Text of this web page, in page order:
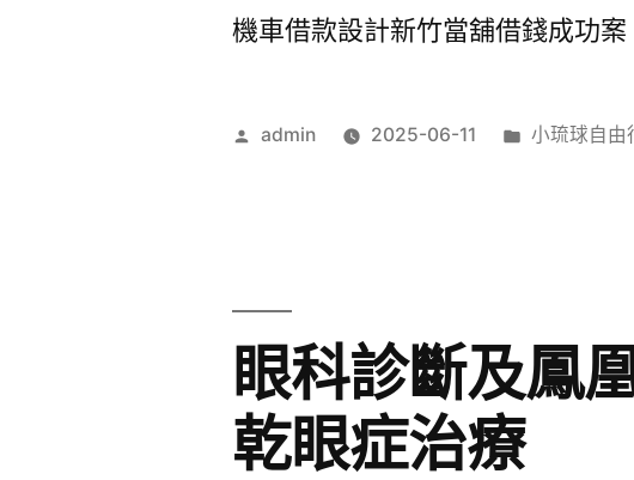
機車借款設計新竹當舖借錢成功
作
admin 2025-06-11
分
小琉球自由
眼科診斷及鳳
乾眼症治療